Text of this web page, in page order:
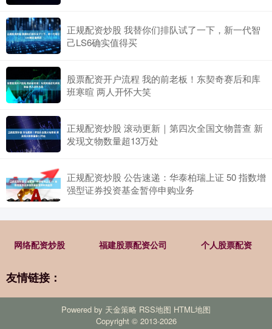
正规配资炒股 我替你们排队试了一下，新一代智
己LS6确实值得买
股票配资开户流程 我的前老板！东契奇赛后和库
班寒暄 两人开怀大笑
正规配资炒股 滚动更新｜第四次全国文物普查 新
发现文物数量超13万处
正规配资炒股 公告速递：华泰柏瑞上证 50 指数增
强型证券投资基金暂停申购业务
网络配资炒股 福建股票配资公司 个人股票配资
友情链接：
Powered by 天金策略 RSS地图 HTML地图
Copyright © 2013-2026